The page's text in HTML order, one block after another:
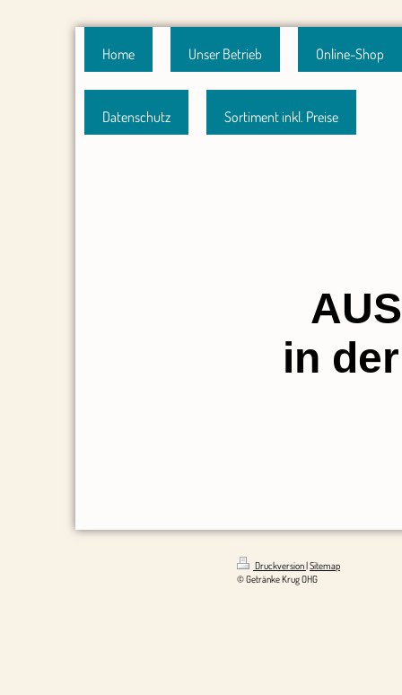
Home Unser Betrieb Online-Shop
Datenschutz Sortiment inkl. Preise
in
Druckversion|Sitemap
© Getränke Krug OHG